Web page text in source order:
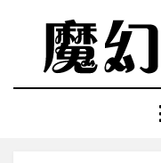
content